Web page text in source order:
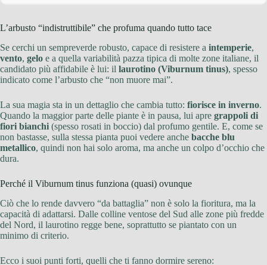
L’arbusto “indistruttibile” che profuma quando tutto tace
Se cerchi un sempreverde robusto, capace di resistere a intemperie,
vento, gelo e a quella variabilità pazza tipica di molte zone italiane, il
candidato più affidabile è lui: il laurotino (Viburnum tinus), spesso
indicato come l’arbusto che “non muore mai”.
La sua magia sta in un dettaglio che cambia tutto: fiorisce in inverno.
Quando la maggior parte delle piante è in pausa, lui apre grappoli di
fiori bianchi (spesso rosati in boccio) dal profumo gentile. E, come se
non bastasse, sulla stessa pianta puoi vedere anche bacche blu
metallico, quindi non hai solo aroma, ma anche un colpo d’occhio che
dura.
Perché il Viburnum tinus funziona (quasi) ovunque
Ciò che lo rende davvero “da battaglia” non è solo la fioritura, ma la
capacità di adattarsi. Dalle colline ventose del Sud alle zone più fredde
del Nord, il laurotino regge bene, soprattutto se piantato con un
minimo di criterio.
Ecco i suoi punti forti, quelli che ti fanno dormire sereno: